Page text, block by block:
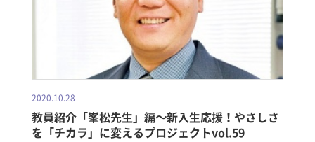
2020.10.28
教員紹介「峯松先生」編～新入生応援！やさしさ
を「チカラ」に変えるプロジェクトvol.59